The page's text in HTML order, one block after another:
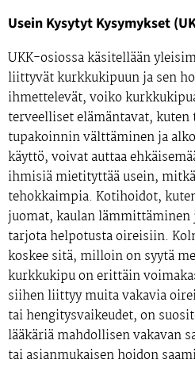
Usein Kysytyt Kysymykset
UKK-osiossa käsitellään
liittyvät kurkkukipuun ja sen
ihmettelevät, voiko
terveelliset elämäntavat,
tupakoinnin välttäminen ja
käyttö, voivat auttaa
ihmisiä mietityttää usein,
tehokkaimpia. Kotihoidot,
juomat, kaulan
tarjota helpotusta oireisiin.
koskee sitä, milloin on syytä
kurkkukipu on erittäin
siihen liittyy muita vakavia
tai hengitysvaikeudet, on
lääkäriä mahdollisen vakavan
tai asianmukaisen hoidon